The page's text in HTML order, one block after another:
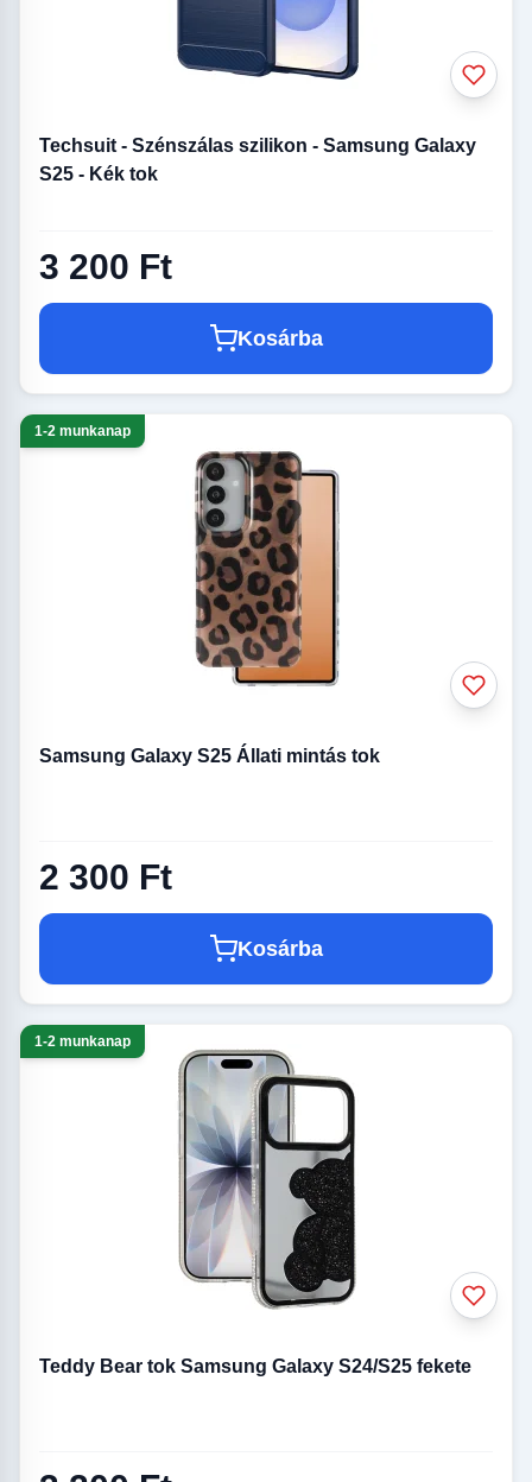
Techsuit - Szénszálas szilikon - Samsung Galaxy
S25 - Kék tok
3 200 Ft
Kosárba
1-2 munkanap
Samsung Galaxy S25 Állati mintás tok
2 300 Ft
Kosárba
1-2 munkanap
Teddy Bear tok Samsung Galaxy S24/S25 fekete